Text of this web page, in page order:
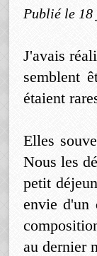
Publié le
J'avais
semblent
étaient
Elles
Nous les
petit
envie d'un
au dernier